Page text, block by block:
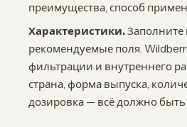
преимущества, способ
Характеристики.Заполните
рекомендуемые поля.
фильтрации и внутреннего
страна, форма выпуска,
дозировка — всё должно быть